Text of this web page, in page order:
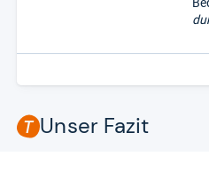
Unser Fazit